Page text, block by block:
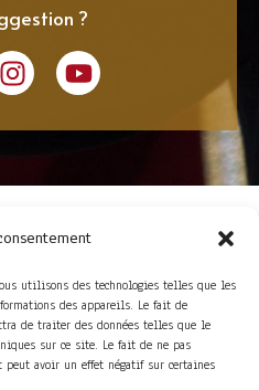
utilisons des technologies telles que les
des appareils. Le fait de
de traiter des données telles que le
sur ce site. Le fait de ne pas
peut avoir un effet négatif sur certaines
?